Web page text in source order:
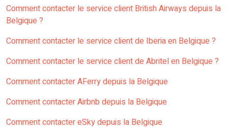
Comment contacter le service client British Airways depuis la
Belgique ?
Comment contacter le service client de Iberia en Belgique ?
Comment contacter le service client de Abritel en Belgique ?
Comment contacter AFerry depuis la Belgique
Comment contacter Airbnb depuis la Belgique
Comment contacter eSky depuis la Belgique